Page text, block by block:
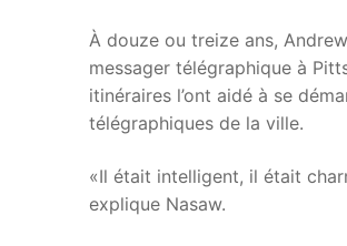
À douze ou treize ans,
messager télégraphique à
itinéraires l’ont aidé à se
télégraphiques de la ville.
«Il était intelligent, il était
explique Nasaw.